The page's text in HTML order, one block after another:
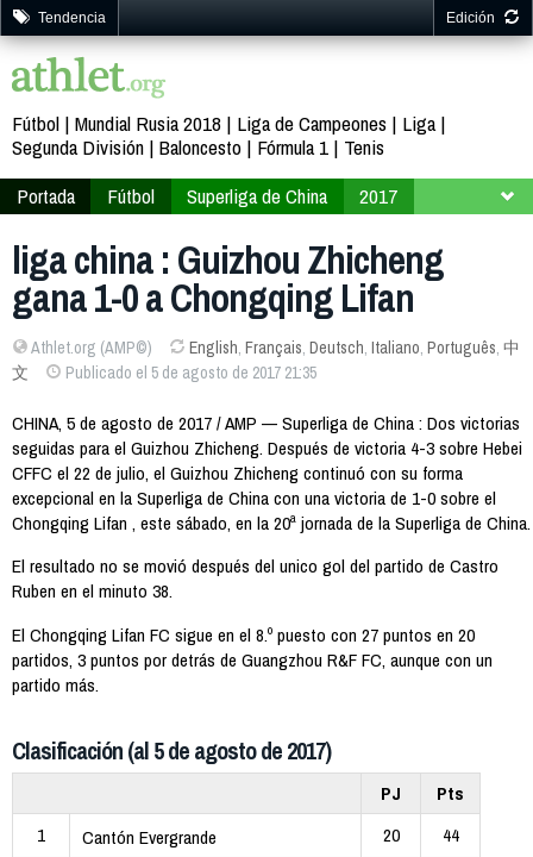
Tendencia Edición
Fútbol Mundial Rusia 2018 Liga de Campeones
Liga
Segunda División Baloncesto Fórmula 1
Tenis
Portada
Fútbol Superliga de China
2017
liga china : Guizhou Zhicheng
gana 1-0 a Chongqing Lifan
Athlet.org (AMP©) English, Français, Deutsch, Italiano, Português, 中
文
Publicado el 5 de agosto de 2017 21:35
CHINA, 5 de agosto de 2017 / AMP — Superliga de China : Dos victorias
seguidas para el Guizhou Zhicheng. Después de victoria 4-3 sobre Hebei
CFFC el 22 de julio, el Guizhou Zhicheng continuó con su forma
excepcional en la Superliga de China con una victoria de 1-0 sobre el
Chongqing Lifan , este sábado, en la 20ª jornada de la Superliga de China.
El resultado no se movió después del unico gol del partido de Castro
Ruben en el minuto 38.
El Chongqing Lifan FC sigue en el 8.º puesto con 27 puntos en 20
partidos, 3 puntos por detrás de Guangzhou R&F FC, aunque con un
partido más.
Clasificación (al 5 de agosto de 2017)
PJ
Pts
1
Cantón Evergrande 20
44